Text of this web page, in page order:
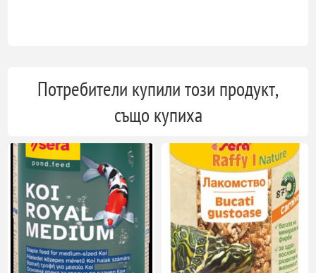
Потребители купили този продукт,
също купиха